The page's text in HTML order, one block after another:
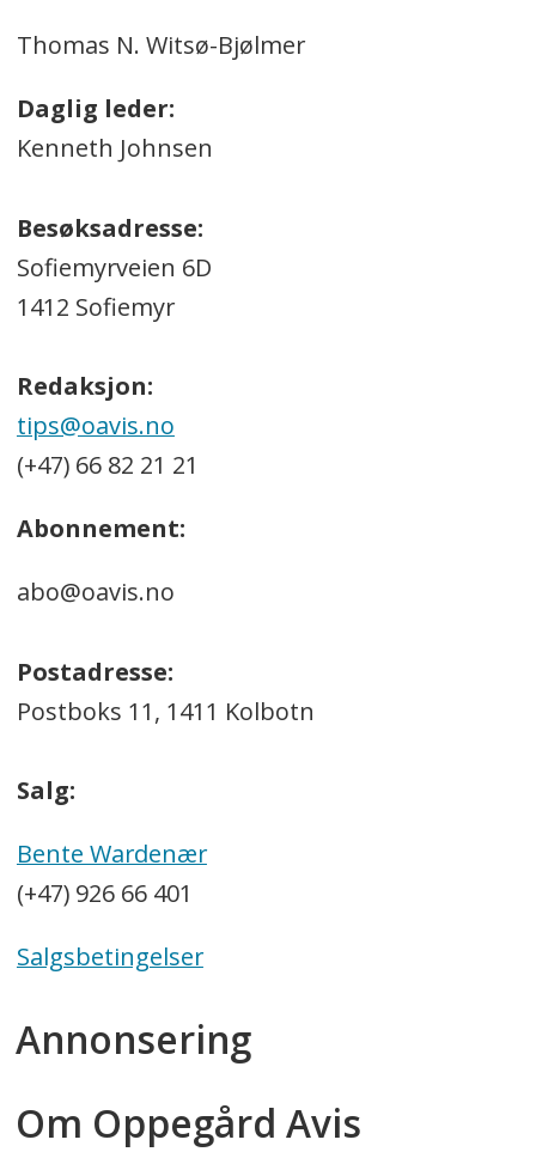
Thomas N. Witsø-Bjølmer
Daglig leder:
Kenneth Johnsen
Besøksadresse:
Sofiemyrveien 6D
1412 Sofiemyr
Redaksjon:
tips@oavis.no
(+47) 66 82 21 21
Abonnement:
abo@oavis.no
Postadresse:
Postboks 11, 1411 Kolbotn
Salg:
Bente Wardenær
(+47) 926 66 401
Salgsbetingelser
Annonsering
Om Oppegård Avis